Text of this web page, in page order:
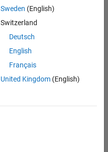
Sweden (English)
Switzerland
Deutsch
English
Français
United Kingdom(English)